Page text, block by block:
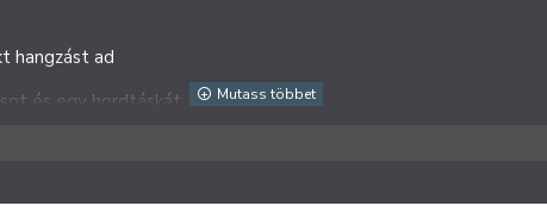
hangzást ad
és egy hordtáskát.